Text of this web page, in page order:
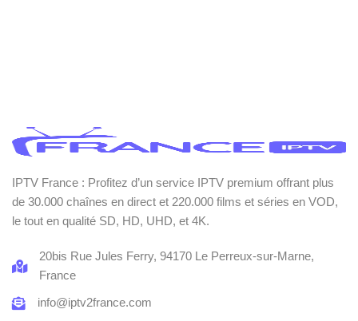
IPTV France : Profitez d’un service IPTV premium offrant plus
de 30.000 chaînes en direct et 220.000 films et séries en VOD,
le tout en qualité SD, HD, UHD, et 4K.
20bis Rue Jules Ferry, 94170 Le Perreux-sur-Marne,
France
info@iptv2france.com